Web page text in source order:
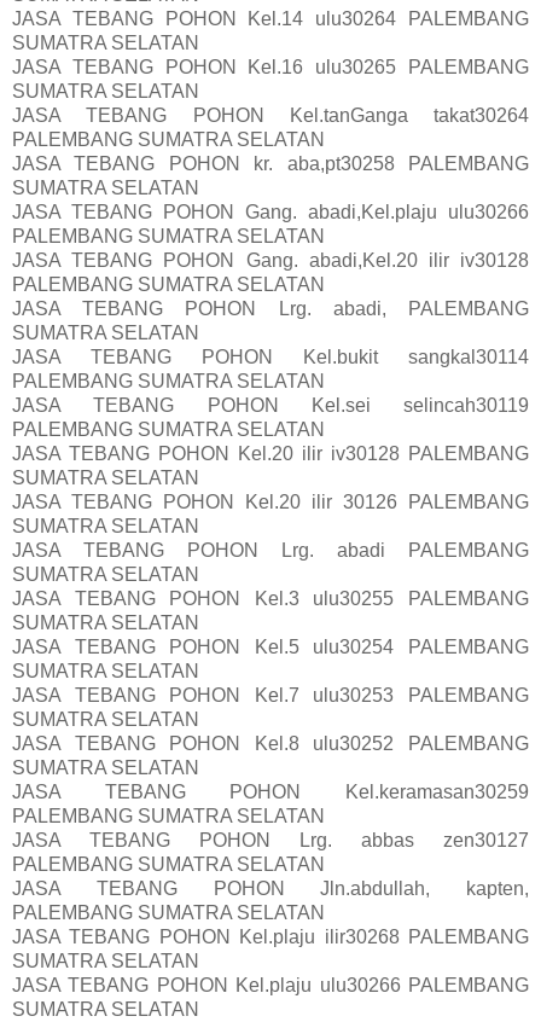
JASA TEBANG POHON Kel.14 ulu30264 PALEMBANG
SUMATRA SELATAN
JASA TEBANG POHON Kel.16 ulu30265 PALEMBANG
SUMATRA SELATAN
JASA TEBANG POHON Kel.tanGanga takat30264
PALEMBANG SUMATRA SELATAN
JASA TEBANG POHON kr. aba,pt30258 PALEMBANG
SUMATRA SELATAN
JASA TEBANG POHON Gang. abadi,Kel.plaju ulu30266
PALEMBANG SUMATRA SELATAN
JASA TEBANG POHON Gang. abadi,Kel.20 ilir iv30128
PALEMBANG SUMATRA SELATAN
JASA TEBANG POHON Lrg. abadi, PALEMBANG
SUMATRA SELATAN
JASA TEBANG POHON Kel.bukit sangkal30114
PALEMBANG SUMATRA SELATAN
JASA TEBANG POHON Kel.sei selincah30119
PALEMBANG SUMATRA SELATAN
JASA TEBANG POHON Kel.20 ilir iv30128 PALEMBANG
SUMATRA SELATAN
JASA TEBANG POHON Kel.20 ilir 30126 PALEMBANG
SUMATRA SELATAN
JASA TEBANG POHON Lrg. abadi PALEMBANG
SUMATRA SELATAN
JASA TEBANG POHON Kel.3 ulu30255 PALEMBANG
SUMATRA SELATAN
JASA TEBANG POHON Kel.5 ulu30254 PALEMBANG
SUMATRA SELATAN
JASA TEBANG POHON Kel.7 ulu30253 PALEMBANG
SUMATRA SELATAN
JASA TEBANG POHON Kel.8 ulu30252 PALEMBANG
SUMATRA SELATAN
JASA TEBANG POHON Kel.keramasan30259
PALEMBANG SUMATRA SELATAN
JASA TEBANG POHON Lrg. abbas zen30127
PALEMBANG SUMATRA SELATAN
JASA TEBANG POHON Jln.abdullah, kapten,
PALEMBANG SUMATRA SELATAN
JASA TEBANG POHON Kel.plaju ilir30268 PALEMBANG
SUMATRA SELATAN
JASA TEBANG POHON Kel.plaju ulu30266 PALEMBANG
SUMATRA SELATAN